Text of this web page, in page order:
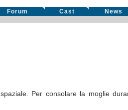
Forum Cast News
Per consolare la moglie